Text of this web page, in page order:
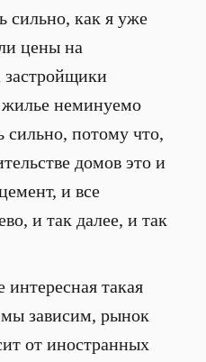
сильно, как я уже
цены на
застройщики
неминуемо
сильно, потому что,
домов это и
и все
и так далее, и так
такая
мы зависим, рынок
от иностранных